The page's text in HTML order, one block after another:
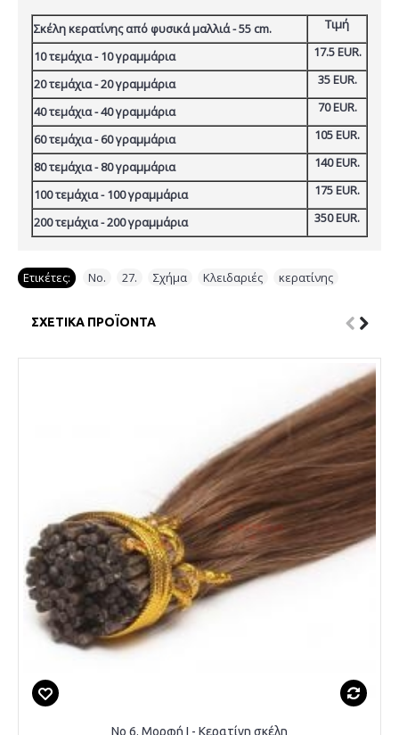
Σκέλη κερατίνης από φυσικά μαλλιά - 55 cm.
Τιμή
10 τεμάχια - 10 γραμμάρια
17.5 EUR.
20 τεμάχια - 20 γραμμάρια
35 EUR.
40 τεμάχια - 40 γραμμάρια
70 EUR.
60 τεμάχια - 60 γραμμάρια
105 EUR.
80 τεμάχια - 80 γραμμάρια
140 EUR.
100 τεμάχια - 100 γραμμάρια
175 EUR.
200 τεμάχια - 200 γραμμάρια
350 EUR.
Ετικέτες: Νο. 27. Σχήμα Κλειδαριές κερατίνης
ΣΧΕΤΙΚΆ ΠΡΟΪΌΝΤΑ
Νο 6. Μορφή Ι - Κερατίνη σκέλη